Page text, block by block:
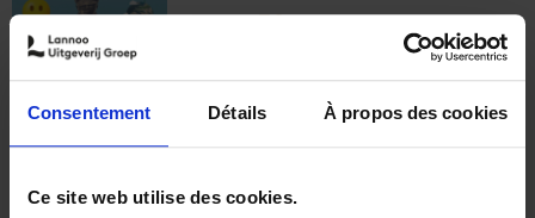
Consentement Détails À propos des cookies
Ce site web utilise des cookies.
€37,50